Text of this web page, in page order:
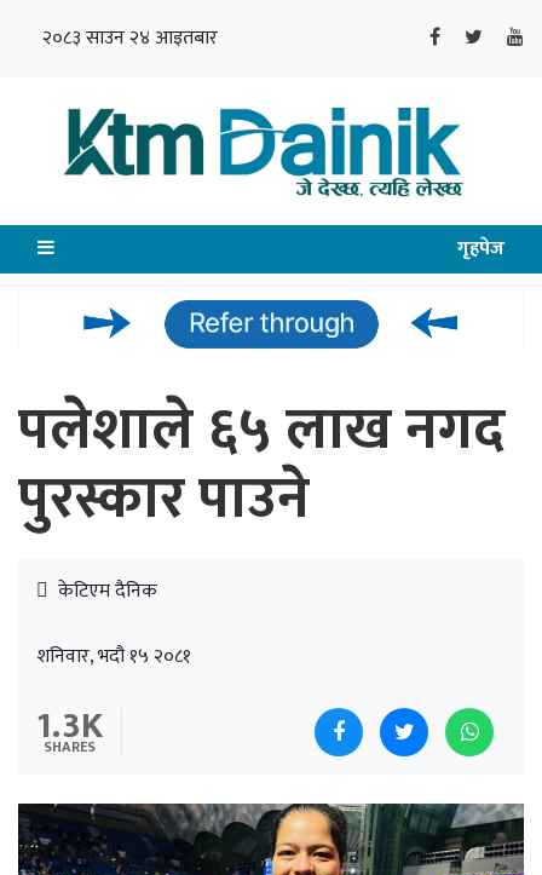
२०८३ साउन २४ आइतबार
गृहपेज
पलेशाले ६५ लाख नगद
पुरस्कार पाउने
केटिएम दैनिक
शनिवार, भदौ १५ २०८१
1.3K
SHARES